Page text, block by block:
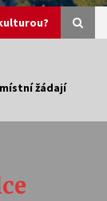
Stávám se
žádají